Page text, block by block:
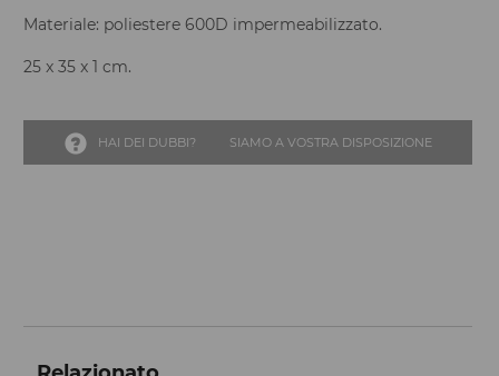
Materiale: poliestere 600D impermeabilizzato.
25 x 35 x 1 cm.
HAI DEI DUBBI? SIAMO A VOSTRA DISPOSIZIONE